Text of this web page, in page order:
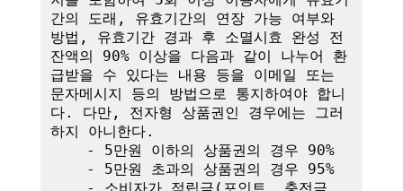
간의 도래, 유효기간의 연장 가능 여부와
방법, 유효기간 경과 후 소멸시효 완성 전
잔액의 90% 이상을 다음과 같이 나누어 환
급받을 수 있다는 내용 등을 이메일 또는
문자메시지 등의 방법으로 통지하여야 합니
다. 다만, 전자형 상품권인 경우에는 그러
하지 아니한다.